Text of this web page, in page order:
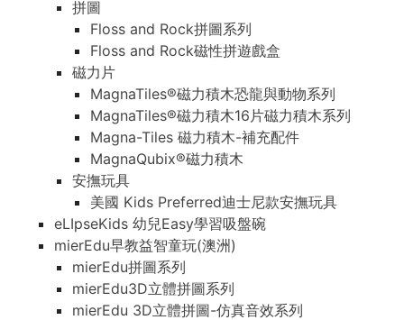
拼圖
Floss and Rock拼圖系列
Floss and Rock磁性拼遊戲盒
磁力片
MagnaTiles®磁力積木恐龍與動物系列
MagnaTiles®磁力積木16片磁力積木系列
Magna-Tiles 磁力積木-補充配件
MagnaQubix®磁力積木
安撫玩具
美國 Kids Preferred迪士尼款安撫玩具
eLIpseKids 幼兒Easy學習吸盤碗
mierEdu早教益智童玩(澳洲)
mierEdu拼圖系列
mierEdu3D立體拼圖系列
mierEdu 3D立體拼圖-仿真音效系列